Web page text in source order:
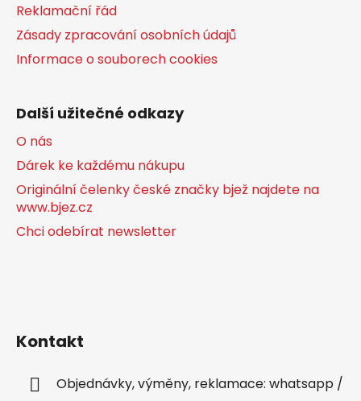
Reklamační řád
Zásady zpracování osobních údajů
Informace o souborech cookies
Další užitečné odkazy
O nás
Dárek ke každému nákupu
Originální čelenky české značky bjež najdete na
www.bjez.cz
Chci odebírat newsletter
Kontakt
Objednávky, výměny, reklamace: whatsapp /